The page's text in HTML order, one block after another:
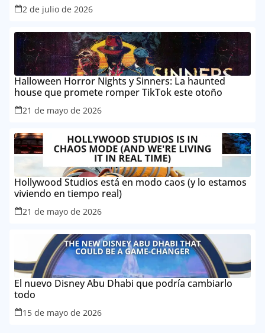
2 de julio de 2026
Halloween Horror Nights y Sinners: La haunted
house que promete romper TikTok este otoño
21 de mayo de 2026
Hollywood Studios está en modo caos (y lo estamos
viviendo en tiempo real)
21 de mayo de 2026
El nuevo Disney Abu Dhabi que podría cambiarlo
todo
15 de mayo de 2026